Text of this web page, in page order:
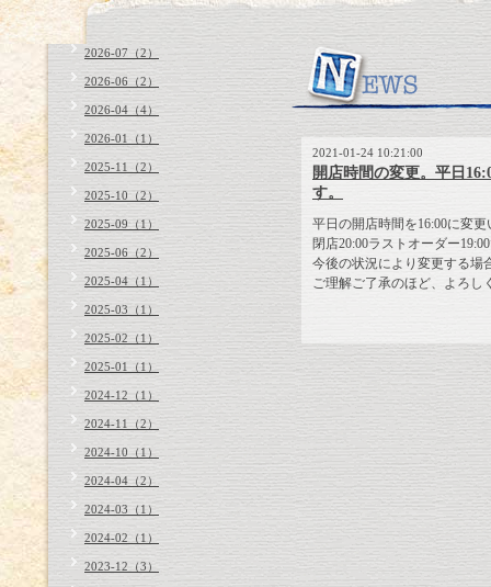
2021-01-24 10:21:00
開店時間の変更。平日
す。
平日の開店時間を16:00に変
閉店20:00ラストオーダー
今後の状況により変更する場
ご理解ご了承のほど、よろし
2026-07（2）
2026-06（2）
2026-04（4）
2026-01（1）
2025-11（2）
2025-10（2）
2025-09（1）
2025-06（2）
2025-04（1）
2025-03（1）
2025-02（1）
2025-01（1）
2024-12（1）
2024-11（2）
2024-10（1）
2024-04（2）
2024-03（1）
2024-02（1）
2023-12（3）